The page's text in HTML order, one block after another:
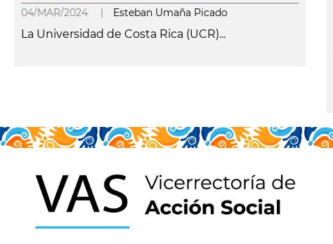
04/MAR/2024 | Esteban Umaña Picado
La Universidad de Costa Rica (UCR)...